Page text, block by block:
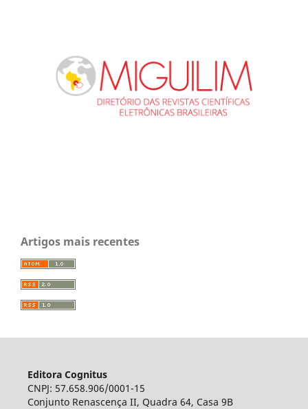
Artigos mais recentes
Editora Cognitus
CNPJ: 57.658.906/0001-15
Conjunto Renascença II, Quadra 64, Casa 9B